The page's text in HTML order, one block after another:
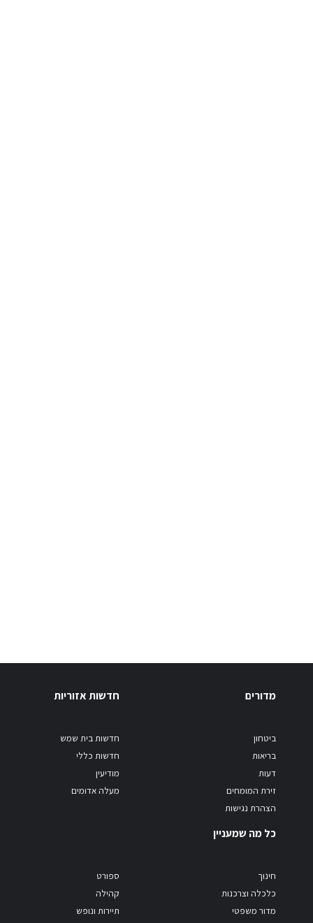
מדורים
ביטחון
בריאות
דעות
זירת המומחים
הצהרת נגישות
חדשות אזוריות
חדשות בית שמש
חדשות כללי
מודיעין
מעלה אדומים
כל מה שמעניין
חינוך
כלכלה וצרכנות
מדור משפטי
ספורט
קהילה
תיירות ונופש